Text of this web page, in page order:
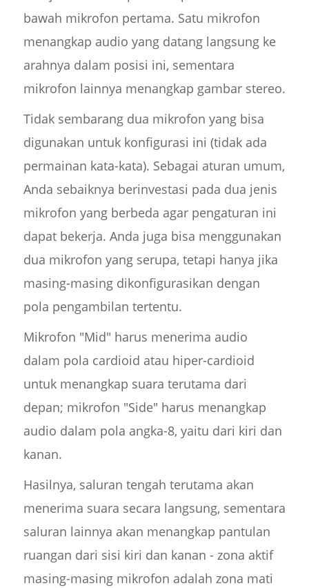
bawah mikrofon pertama. Satu mikrofon
menangkap audio yang datang langsung ke
arahnya dalam posisi ini, sementara
mikrofon lainnya menangkap gambar stereo.
Tidak sembarang dua mikrofon yang bisa
digunakan untuk konfigurasi ini (tidak ada
permainan kata-kata). Sebagai aturan umum,
Anda sebaiknya berinvestasi pada dua jenis
mikrofon yang berbeda agar pengaturan ini
dapat bekerja. Anda juga bisa menggunakan
dua mikrofon yang serupa, tetapi hanya jika
masing-masing dikonfigurasikan dengan
pola pengambilan tertentu.
Mikrofon "Mid" harus menerima audio
dalam pola cardioid atau hiper-cardioid
untuk menangkap suara terutama dari
depan; mikrofon "Side" harus menangkap
audio dalam pola angka-8, yaitu dari kiri dan
kanan.
Hasilnya, saluran tengah terutama akan
menerima suara secara langsung, sementara
saluran lainnya akan menangkap pantulan
ruangan dari sisi kiri dan kanan - zona aktif
masing-masing mikrofon adalah zona mati